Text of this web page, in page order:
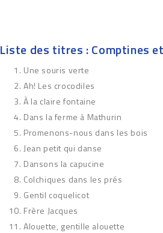
Liste des titres : Comptines
Une souris verte
Ah! Les crocodiles
À la claire fontaine
Dans la ferme à Mathurin
Promenons-nous dans les bois
Jean petit qui danse
Dansons la capucine
Colchiques dans les prés
Gentil coquelicot
Frère Jacques
Alouette, gentille alouette